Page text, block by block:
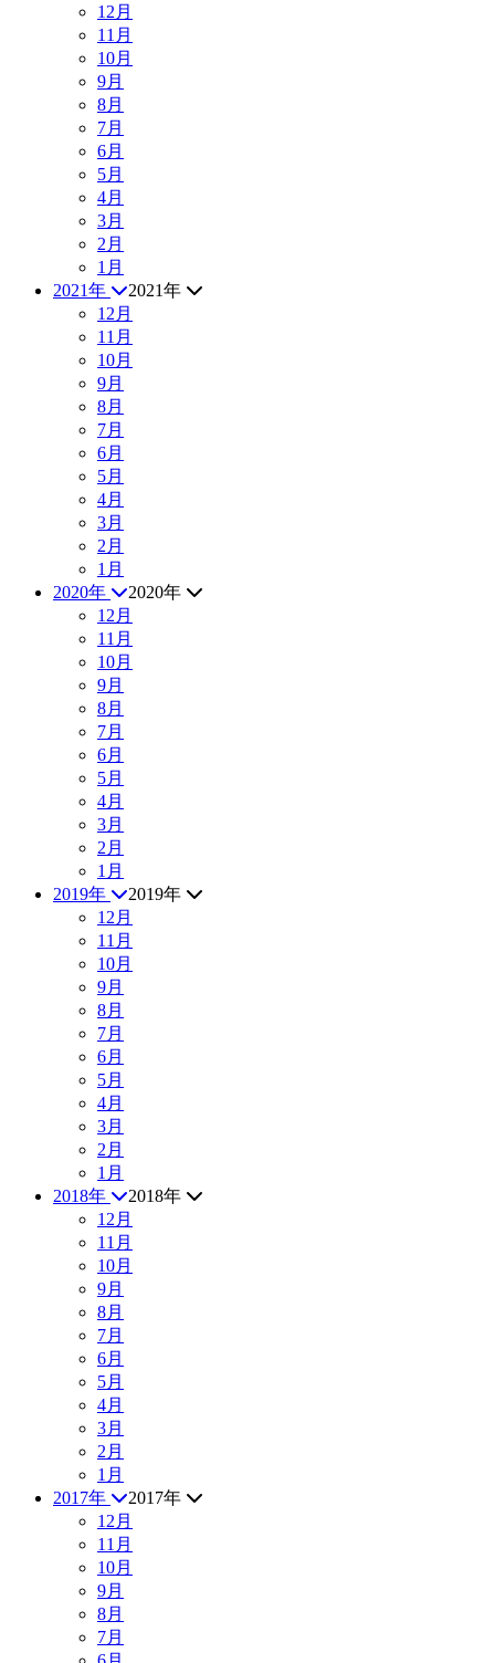
12月
11月
10月
9月
8月
7月
6月
5月
4月
3月
2月
1月
2021年
2021年
12月
11月
10月
9月
8月
7月
6月
5月
4月
3月
2月
1月
2020年
2020年
12月
11月
10月
9月
8月
7月
6月
5月
4月
3月
2月
1月
2019年
2019年
12月
11月
10月
9月
8月
7月
6月
5月
4月
3月
2月
1月
2018年
2018年
12月
11月
10月
9月
8月
7月
6月
5月
4月
3月
2月
1月
2017年
2017年
12月
11月
10月
9月
8月
7月